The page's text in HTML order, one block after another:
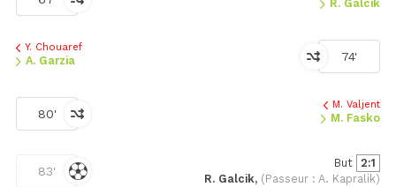
R. Galcik
74'
Y. Chouaref
A. Garzia
80'
M. Valjent
M. Fasko
83'
But 2:1
R. Galcik, (Passeur : A. Kapralik)